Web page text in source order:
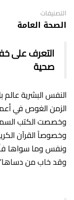
التصنيفات
الصحة العامة
التعرف على
صحية
النفس البشرية
الزمن الغوص في
وخصصت الكتب
وخصوصاً القرآن
ونفس وما سواها
وقد خاب من دساها”